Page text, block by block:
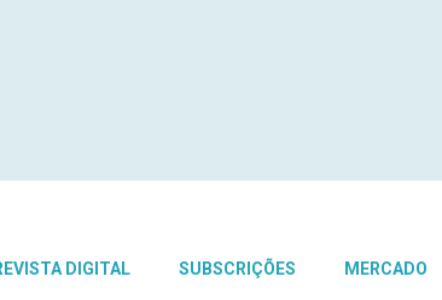
DIGITAL SUBSCRIÇÕES MERCADO